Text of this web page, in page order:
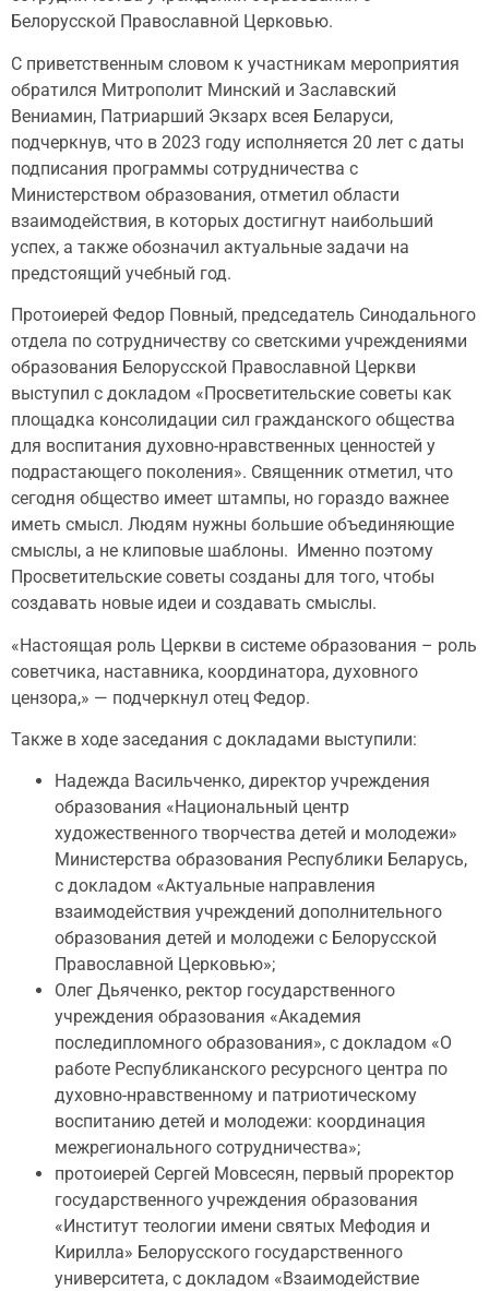
Белорусской Православной Церковью.
С приветственным словом к участникам мероприятия
обратился Митрополит Минский и Заславский
Вениамин, Патриарший Экзарх всея Беларуси,
подчеркнув, что в 2023 году исполняется 20 лет с даты
подписания программы сотрудничества с
Министерством образования, отметил области
взаимодействия, в которых достигнут наибольший
успех, а также обозначил актуальные задачи на
предстоящий учебный год.
Протоиерей Федор Повный, председатель Синодального
отдела по сотрудничеству со светскими учреждениями
образования Белорусской Православной Церкви
выступил с докладом «Просветительские советы как
площадка консолидации сил гражданского общества
для воспитания духовно-нравственных ценностей у
подрастающего поколения». Священник отметил, что
сегодня общество имеет штампы, но гораздо важнее
иметь смысл. Людям нужны большие объединяющие
смыслы, а не клиповые шаблоны. Именно поэтому
Просветительские советы созданы для того, чтобы
создавать новые идеи и создавать смыслы.
«Настоящая роль Церкви в системе образования – роль
советчика, наставника, координатора, духовного
цензора,» — подчеркнул отец Федор.
Также в ходе заседания с докладами выступили:
Надежда Васильченко, директор учреждения
образования «Национальный центр
художественного творчества детей и молодежи»
Министерства образования Республики Беларусь,
с докладом «Актуальные направления
взаимодействия учреждений дополнительного
образования детей и молодежи с Белорусской
Православной Церковью»;
Олег Дьяченко, ректор государственного
учреждения образования «Академия
последипломного образования», с докладом «О
работе Республиканского ресурсного центра по
духовно-нравственному и патриотическому
воспитанию детей и молодежи: координация
межрегионального сотрудничества»;
протоиерей Сергей Мовсесян, первый проректор
государственного учреждения образования
«Институт теологии имени святых Мефодия и
Кирилла» Белорусского государственного
университета, с докладом «Взаимодействие